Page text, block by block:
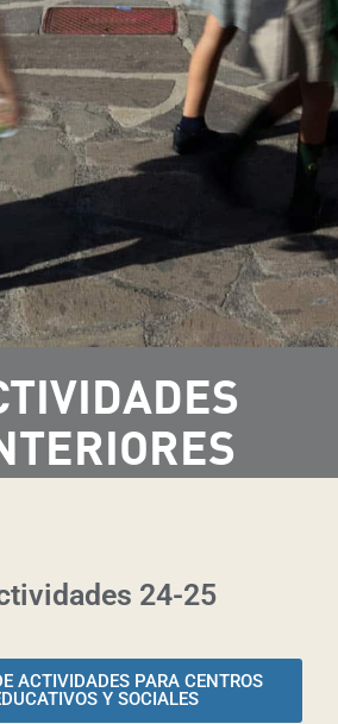
24-25
ACTIVIDADES PARA CENTROS
Y SOCIALES